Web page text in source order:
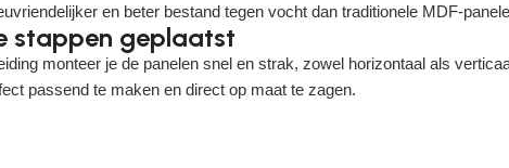
en beter bestand tegen vocht dan traditionele MDF-
stappen geplaatst
monteer je de panelen snel en strak, zowel horizontaal als
passend te maken en direct op maat te zagen.